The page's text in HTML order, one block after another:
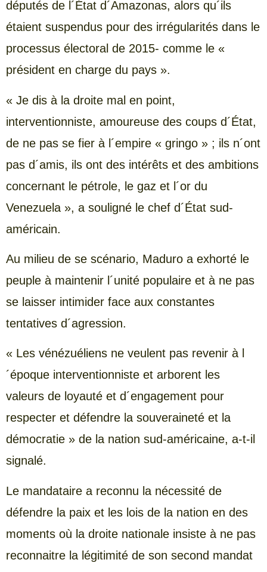
députés de l´État d´Amazonas, alors qu´ils
étaient suspendus pour des irrégularités dans le
processus électoral de 2015- comme le «
président en charge du pays ».
« Je dis à la droite mal en point,
interventionniste, amoureuse des coups d´État,
de ne pas se fier à l´empire « gringo » ; ils n´ont
pas d´amis, ils ont des intérêts et des ambitions
concernant le pétrole, le gaz et l´or du
Venezuela », a souligné le chef d´État sud-
américain.
Au milieu de se scénario, Maduro a exhorté le
peuple à maintenir l´unité populaire et à ne pas
se laisser intimider face aux constantes
tentatives d´agression.
« Les vénézuéliens ne veulent pas revenir à l
´époque interventionniste et arborent les
valeurs de loyauté et d´engagement pour
respecter et défendre la souveraineté et la
démocratie » de la nation sud-américaine, a-t-il
signalé.
Le mandataire a reconnu la nécessité de
défendre la paix et les lois de la nation en des
moments où la droite nationale insiste à ne pas
reconnaitre la légitimité de son second mandat